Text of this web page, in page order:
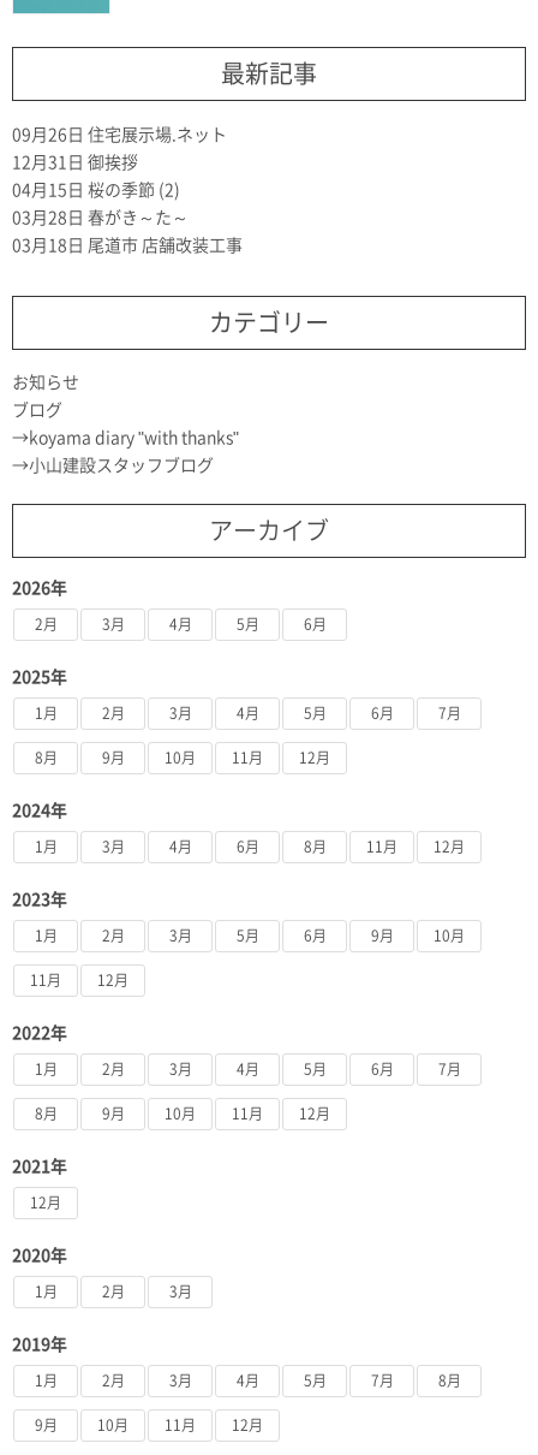
最新記事
09月26日 住宅展示場.ネット
12月31日 御挨拶
04月15日 桜の季節 (2)
03月28日 春がき～た～
03月18日 尾道市 店舗改装工事
カテゴリー
お知らせ
ブログ
koyama diary "with thanks"
小山建設スタッフブログ
アーカイブ
2026年
2月 3月 4月 5月 6月
2025年
1月 2月 3月 4月 5月 6月 7月
8月 9月 10月 11月 12月
2024年
1月 3月 4月 6月 8月 11月 12月
2023年
1月 2月 3月 5月 6月 9月 10月
11月 12月
2022年
1月 2月 3月 4月 5月 6月 7月
8月 9月 10月 11月 12月
2021年
12月
2020年
1月 2月 3月
2019年
1月 2月 3月 4月 5月 7月 8月
9月 10月 11月 12月